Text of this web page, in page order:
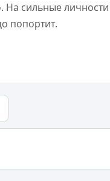
На сильные
попортит.